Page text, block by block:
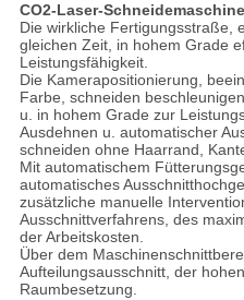
CO2-Laser-
Die wirkliche Fertigungsstraße,
gleichen Zeit, in hohem Grade
Leistungsfähigkeit.
Die Kamerapositionierung,
Farbe, schneiden
u. in hohem Grade zur
Ausdehnen u. automatischer
schneiden ohne Haarrand,
Mit automatischem
automatisches
zusätzliche manuelle
Ausschnittverfahrens, des
der Arbeitskosten.
Über dem
Aufteilungsausschnitt, der
Raumbesetzung.